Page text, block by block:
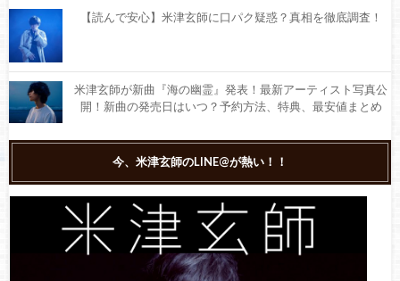
【読んで安心】米津玄師に口パク疑惑？真相を徹底調査！
米津玄師が新曲『海の幽霊』発表！最新アーティスト写真公
開！新曲の発売日はいつ？予約方法、特典、最安値まとめ
米津玄師が影響を受けた人物、ヒトリエ・ボーカルwowaka
さんが急死。米津玄師とwowakaの関係性を徹底調査
米津玄師の誕生日パーティーがすごい！豪華な参加メンバー
など徹底調査！
今、米津玄師のLINE@が熱い！！